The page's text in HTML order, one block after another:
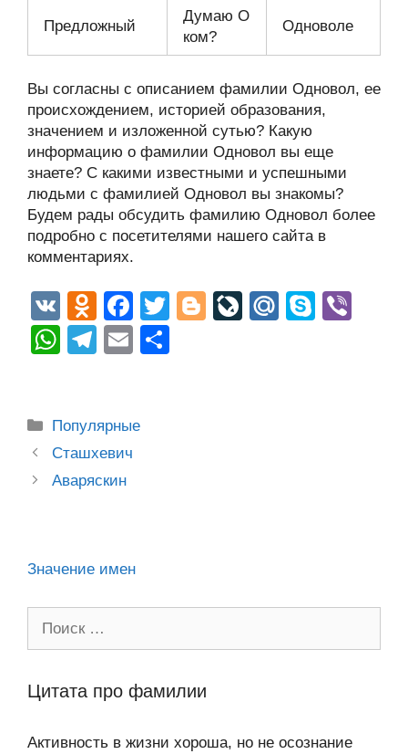
Предложный
Думаю О
ком?
Одноволе
Вы согласны с описанием фамилии Одновол, ее
происхождением, историей образования,
значением и изложенной сутью? Какую
информацию о фамилии Одновол вы еще
знаете? С какими известными и успешными
людьми с фамилией Одновол вы знакомы?
Будем рады обсудить фамилию Одновол более
подробно с посетителями нашего сайта в
комментариях.
V
K
O
d
n
kl
a
ss
F
a
c
b
T
Bl Li
M S
W
s
A
p
T
gr
a
m
E
Рубрики
Популярные
Post
navigation
Сташхевич
Аваряскин
Значение имен
Цитата про фамилии
Активность в жизни хороша, но не осознание